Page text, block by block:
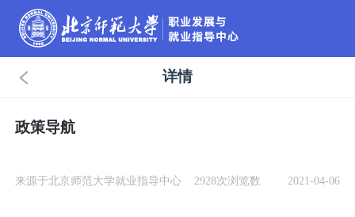
详情
政策导航
来源于北京师范大学就业指导中心 2928次浏览数 2021-04-06